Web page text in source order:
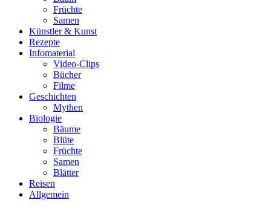
Früchte
Samen
Künstler & Kunst
Rezepte
Infomaterial
Video-Clips
Bücher
Filme
Geschichten
Mythen
Biologie
Bäume
Blüte
Früchte
Samen
Blätter
Reisen
Allgemein